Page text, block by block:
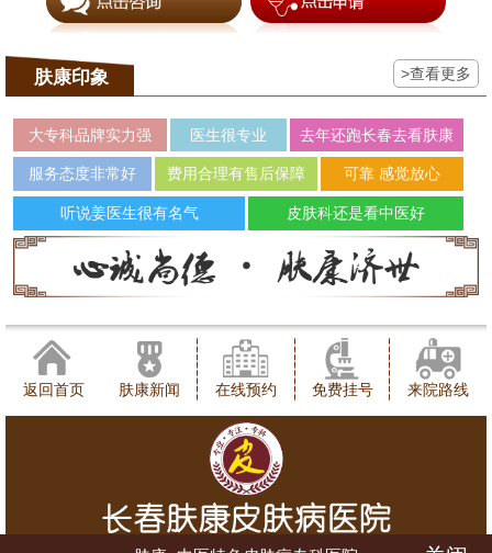
肤康印象 >查看更多
大专科品牌实力强 医生很专业 去年还跑长春去看肤康
服务态度非常好 费用合理有售后保障 可靠 感觉放心
听说姜医生很有名气 皮肤科还是看中医好
返回首页 肤康新闻 在线预约 免费挂号 来院路线